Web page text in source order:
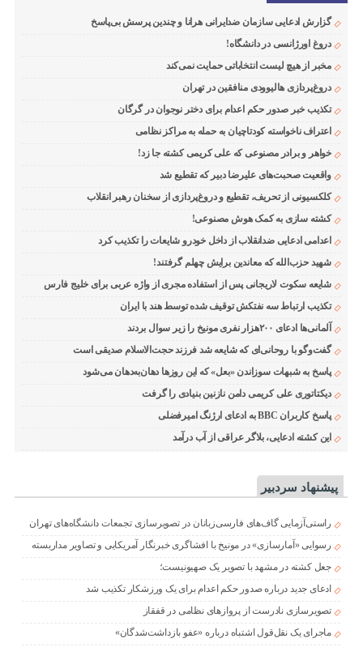
گزارش ادعایی سازمان ضدایرانی هرانا و چندین پرسش بی‌پاسخ
دروغ اورژانسی در دانشگاه!
مخبر از هیچ لیست انتخاباتی حمایت نمی‌کند
دروغ‌پردازی هالیوودی منافقین در تهران
تکذیب خبر صدور حکم اعدام برای دختر نوجوان در گرگان
اعتراف ناخواسته کودتاچیان به حمله به مراکز نظامی
خواهر و برادر مصنوعی که علی کریمی کشته جا زد!
واقعیت صحبت‌های علیرضا دبیر که تقطیع شد
کلکسیونی از تحریف، تقطیع و دروغ‌پردازی از سخنان رهبر انقلاب
کشته سازی به کمک هوش مصنوعی!
اعدامی ادعایی ضدانقلاب از داخل خودرو شایعات را تکذیب کرد
شهید حزب‌الله که معاندین برایش چهلم گرفتند!
شایعه سکوت لاریجانی پس از استفاده مجری از واژه عربی برای خلیج فارس
تکذیب ارتباط سه نفتکش توقیف شده توسط هند با ایران
آلمانی‌ها ادعای ۲۰۰هزار نفری مونیخ را زیر سوال بردند
گفت‌وگو با روحانی‌ای که شایعه شد فرزند حجت‌الاسلام صدیقی است
پاسخ به شبهات سوزاندن «بعل» که این روزها دهان‌به‌دهان می‌شود
دیکتاتوری علی کریمی دامن نازنین بنیادی را گرفت
پاسخ کاربران BBC به ادعای ارژنگ امیرفضلی
این کشته ادعایی، بلاگر عراقی از آب درآمد
پیشنهاد سردبیر
راستی‌آزمایی گاف‌های فارسی‌زبانان در تصویرسازی تجمعات دانشگاه‌های تهران
رسوایی «آمارسازی» در مونیخ با افشاگری خبرنگار آمریکایی و تصاویر مداربسته
جعل کشته در مشهد با تصویر یک صهیونیست؛
ادعای جدید درباره صدور حکم اعدام برای یک ورزشکار تکذیب شد
تصویرسازی نادرست از پروازهای نظامی در قفقاز
ماجرای یک نقل‌قول اشتباه درباره «عفو بازداشت‌شدگان»